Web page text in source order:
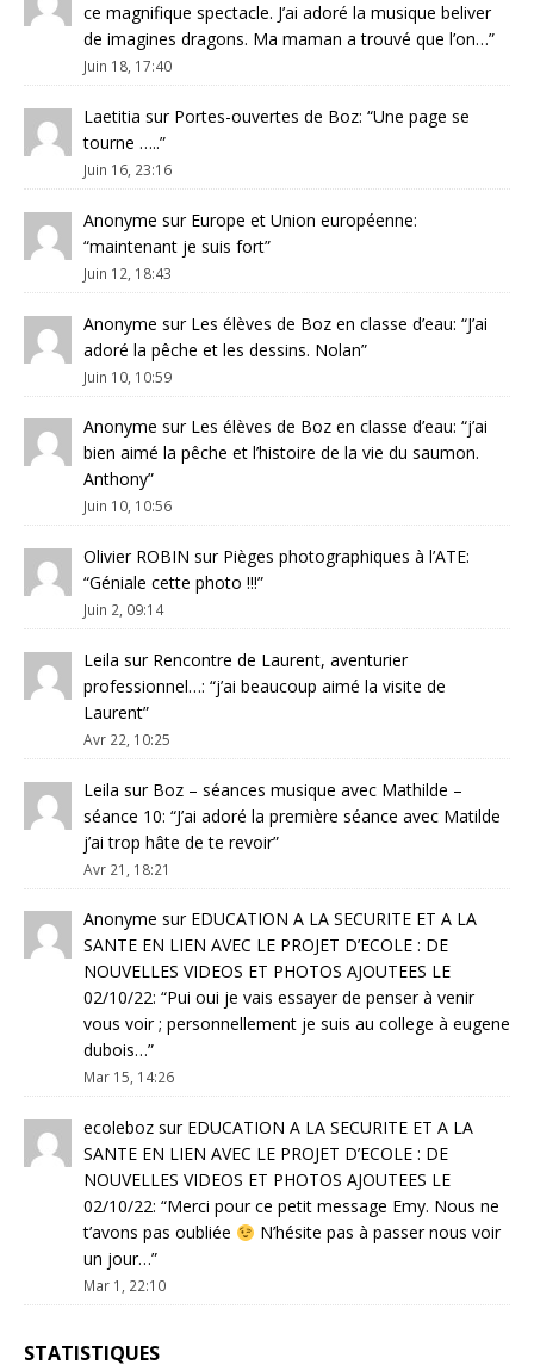
ce magnifique spectacle. J’ai adoré la musique beliver
de imagines dragons. Ma maman a trouvé que l’on…”
Juin 18, 17:40
Laetitia sur Portes-ouvertes de Boz: “Une page se
tourne …..”
Juin 16, 23:16
Anonyme sur Europe et Union européenne:
“maintenant je suis fort”
Juin 12, 18:43
Anonyme sur Les élèves de Boz en classe d’eau: “J’ai
adoré la pêche et les dessins. Nolan”
Juin 10, 10:59
Anonyme sur Les élèves de Boz en classe d’eau: “j’ai
bien aimé la pêche et l’histoire de la vie du saumon.
Anthony”
Juin 10, 10:56
Olivier ROBIN sur Pièges photographiques à l’ATE:
“Géniale cette photo !!!”
Juin 2, 09:14
Leila sur Rencontre de Laurent, aventurier
professionnel…: “j’ai beaucoup aimé la visite de
Laurent”
Avr 22, 10:25
Leila sur Boz – séances musique avec Mathilde –
séance 10: “J’ai adoré la première séance avec Matilde
j’ai trop hâte de te revoir”
Avr 21, 18:21
Anonyme sur EDUCATION A LA SECURITE ET A LA
SANTE EN LIEN AVEC LE PROJET D’ECOLE : DE
NOUVELLES VIDEOS ET PHOTOS AJOUTEES LE
02/10/22: “Pui oui je vais essayer de penser à venir
vous voir ; personnellement je suis au college à eugene
dubois…”
Mar 15, 14:26
ecoleboz sur EDUCATION A LA SECURITE ET A LA
SANTE EN LIEN AVEC LE PROJET D’ECOLE : DE
NOUVELLES VIDEOS ET PHOTOS AJOUTEES LE
02/10/22: “Merci pour ce petit message Emy. Nous ne
t’avons pas oubliée
N’hésite pas à passer nous voir
un jour…”
Mar 1, 22:10
STATISTIQUES